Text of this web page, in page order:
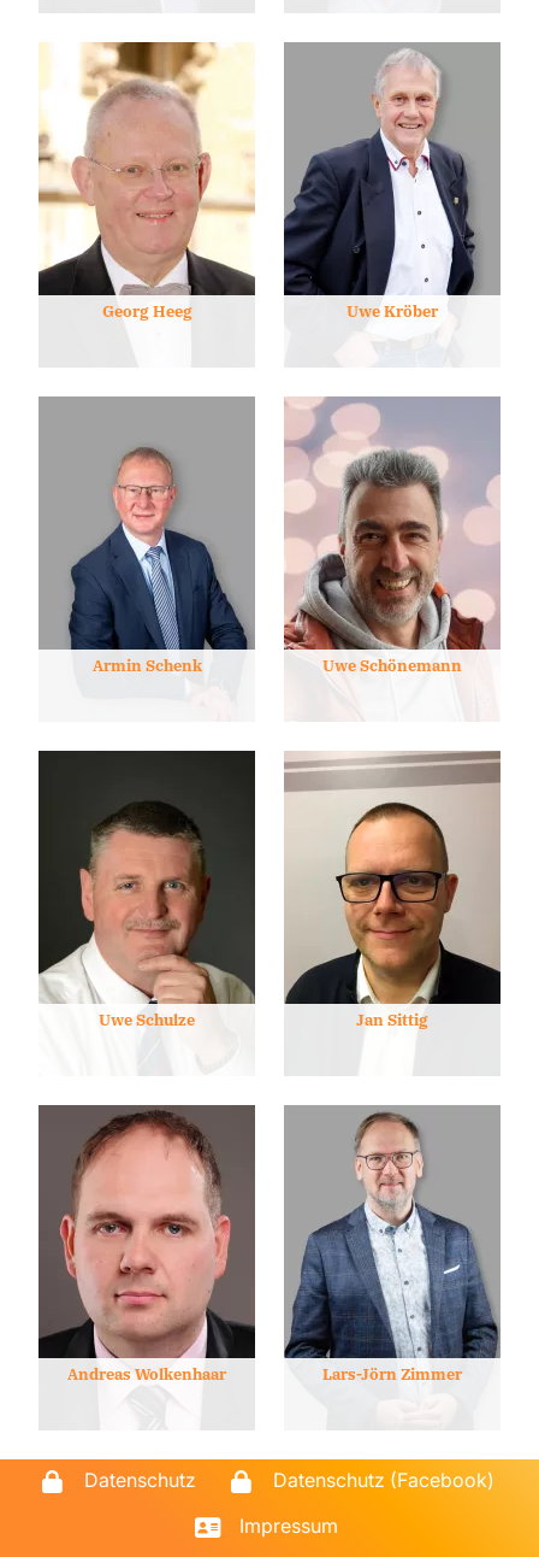
Georg Heeg Uwe Kröber
Armin Schenk Uwe Schönemann
Uwe Schulze Jan Sittig
Andreas Wolkenhaar Lars-Jörn Zimmer
Datenschutz
Datenschutz (Facebook)
Impressum